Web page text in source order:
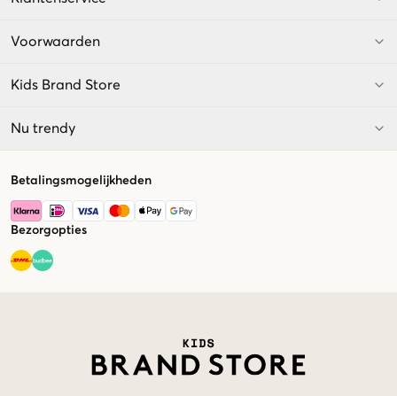
Voorwaarden
Kids Brand Store
Nu trendy
Betalingsmogelijkheden
Bezorgopties